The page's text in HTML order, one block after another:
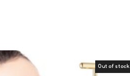
Out of stock